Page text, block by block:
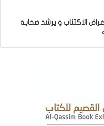
الاكتئاب و يرشد صحابه